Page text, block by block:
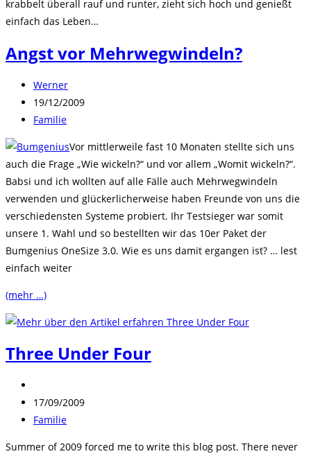
krabbelt überall rauf und runter, zieht sich hoch und genießt
einfach das Leben…
Angst vor Mehrwegwindeln?
Beitrags-
Autor:
Werner
Beitrag
veröffentlicht:
19/12/2009
Beitrags-
Familie
Vor mittlerweile fast 10 Monaten stellte sich uns
auch die Frage „Wie wickeln?“ und vor allem „Womit wickeln?“.
Babsi und ich wollten auf alle Fälle auch Mehrwegwindeln
verwenden und glückerlicherweise haben Freunde von uns die
verschiedensten Systeme probiert. Ihr Testsieger war somit
unsere 1. Wahl und so bestellten wir das 10er Paket der
Bumgenius OneSize 3.0. Wie es uns damit ergangen ist? … lest
einfach weiter
(mehr …)
Three Under Four
Autor:
Beitrag
veröffentlicht:
17/09/2009
Beitrags-
Familie
Summer of 2009 forced me to write this blog post. There never